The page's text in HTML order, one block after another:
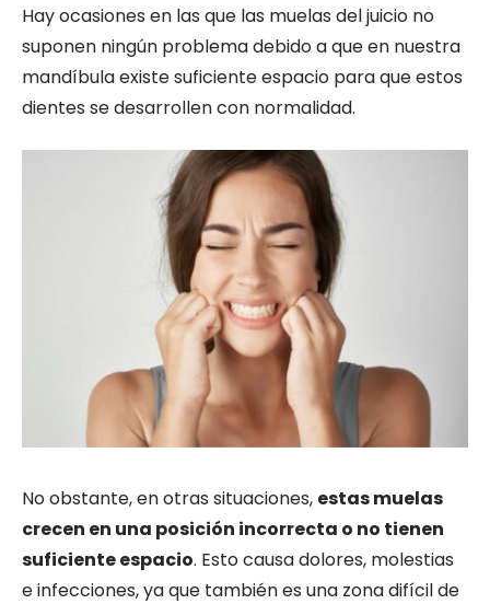
Hay ocasiones en las que las muelas del juicio no
suponen ningún problema debido a que en nuestra
mandíbula existe suficiente espacio para que estos
dientes se desarrollen con normalidad.
No obstante, en otras situaciones, estas muelas
crecen en una posición incorrecta o no tienen
suficiente espacio. Esto causa dolores, molestias
e infecciones, ya que también es una zona difícil de